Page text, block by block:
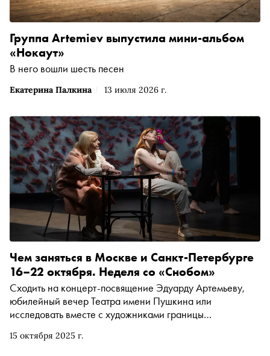
Екатерина Палкина 13 июля 2026 г.
Группа Artemiev выпустила мини-альбом
«Нокаут»
В него вошли шесть песен
15 октября 2025 г.
Чем заняться в Москве и Санкт-Петербурге
16–22 октября. Неделя со «Снобом»
Сходить на концерт-посвящение Эдуарду Артемьеву,
юбилейный вечер Театра имени Пушкина или
исследовать вместе с художниками границы
чем заняться и куда сходить на ближайшей неделе